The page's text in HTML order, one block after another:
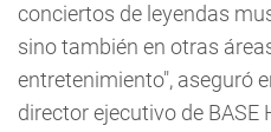
conciertos de leyendas
sino también en otras
entretenimiento", aseguró
director ejecutivo de